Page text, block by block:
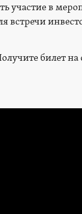
участие в
встречи
билет на